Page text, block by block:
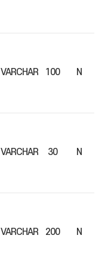
VARCHAR 100 N
VARCHAR 30 N
VARCHAR 200 N